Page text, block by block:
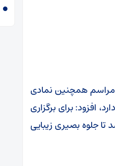
همچنین نمادی
افزود: برای برگزاری
توزیع شد تا جلوه بصیری زیبایی